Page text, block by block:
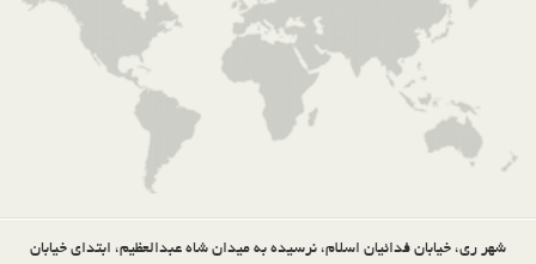
شهر ری، خیابان فدائیان اسلام، نرسیده به میدان شاه عبدالعظیم، ابتدای خیابان